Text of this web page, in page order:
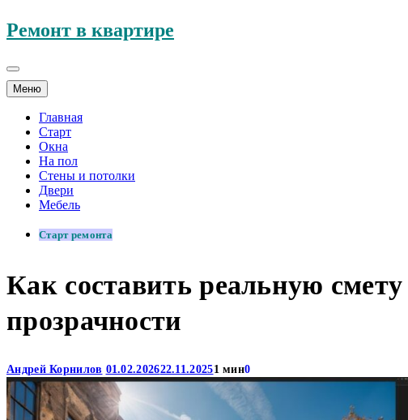
Ремонт в квартире
Меню
Главная
Старт
Окна
На пол
Стены и потолки
Двери
Мебель
Старт ремонта
Как составить реальную
прозрачности
Андрей Корнилов 01.02.202622.11.20251 мин0